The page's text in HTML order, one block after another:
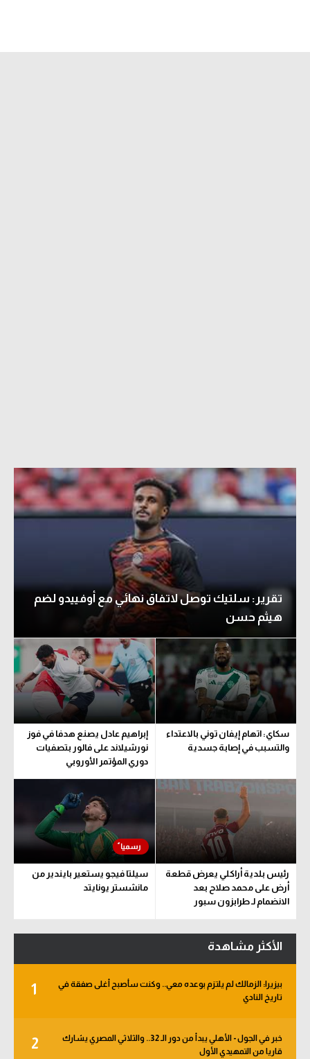
تقرير: سلتيك توصل لاتفاق نهائي مع أوفييدو لضم
هيثم حسن
سكاي: اتهام إيفان توني بالاعتداء
والتسبب في إصابة جسدية
إبراهيم عادل يصنع هدفا في فوز
نورشيلاند على فالور بتصفيات
دوري المؤتمر الأوروبي
رئيس بلدية أراكلي يعرض قطعة
أرض على محمد صلاح بعد
الانضمام لـ طرابزون سبور
سيلتا فيجو يستعير بايندير من
مانشستر يونايتد
الأكثر مشاهدة
1
بيزيرا: الزمالك لم يلتزم بوعده معي.. وكنت سأصبح أغلى صفقة في
تاريخ النادي
2
خبر في الجول - الأهلي يبدأ من دور الـ 32.. والثلاثي المصري يشارك
قاريا من التمهيدي الأول